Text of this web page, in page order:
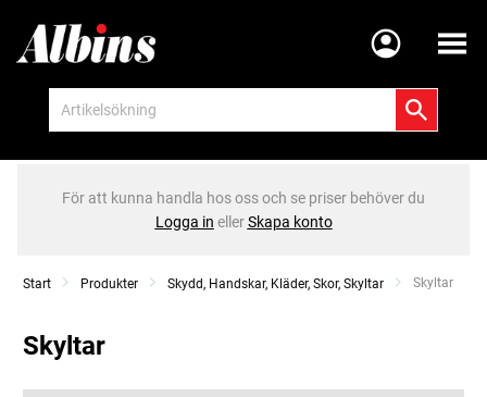
Meny
För att kunna handla hos oss och se priser behöver du
Logga in ellerSkapa konto
Start Produkter Skydd, Handskar, Kläder, Skor, Skyltar Current:
Skyltar
Skyltar